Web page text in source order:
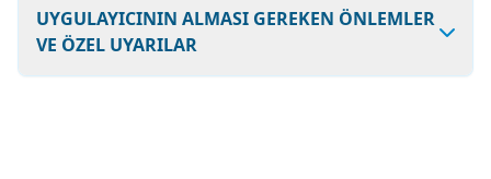
UYGULAYICININ ALMASI GEREKEN ÖNLEMLER
VE ÖZEL UYARILAR